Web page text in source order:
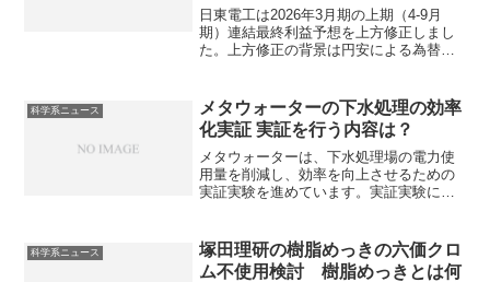
日東電工は2026年3月期の上期（4-9月
期）連結最終利益予想を上方修正しまし
た。上方修正の背景は円安による為替差
ています。オプトロニクス事業内容や金
属ベース基板とはなにかを知ることがで
きます。
科学系ニュース
メタウォーターの下水処理の効率
化実証 実証を行う内容は？
メタウォーターは、下水処理場の電力使
用量を削減し、効率を向上させるための
実証実験を進めています。実証実験によ
実験を行うのか知ることができます。
科学系ニュース
塚田理研の樹脂めっきの六価クロ
ム不使用検討 樹脂めっきとは何